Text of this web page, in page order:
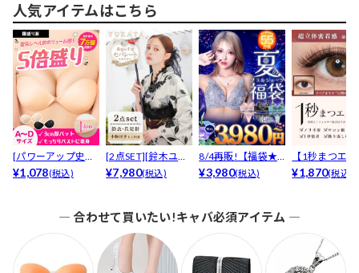
人気アイテムはこちら
[パワーアップ史上
最強5倍盛りアップ
¥1,078(税込)
[2点SET][鈴木ユリ
ア(baby)...
¥7,980(税込)
8/4再販!【福袋★
ブラセット3点
¥3,980(税込)
【1秒まつエ
リュームタイ
¥1,870(税込)
― 合わせて買いたい!キャバ必須アイテム ―